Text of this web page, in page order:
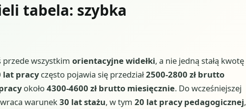
tabela: szybka
przede wszystkim orientacyjne widełki, a nie jedną stałą kwotę
lat pracyczęsto pojawia się przedział2500-2800 zł brutto
około4300-4600 zł brutto miesięcznie. Do wcześniejszej
warunek30 lat stażu, w tym 20 lat pracy pedagogicznej,